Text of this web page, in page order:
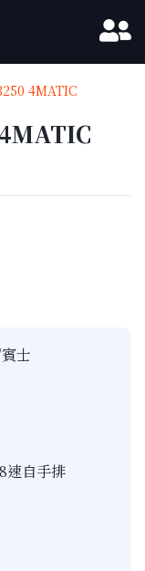
4MATIC
士
速自手排